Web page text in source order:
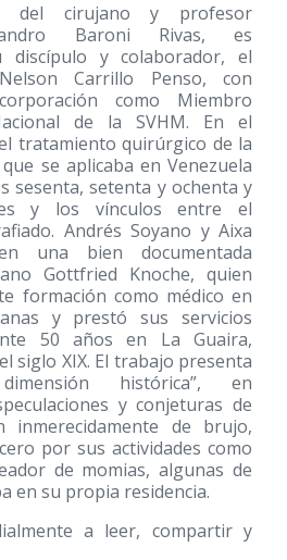
del cirujano y profesor
Baroni Rivas, es
discípulo y colaborador, el
Carrillo Penso, con
como Miembro
de la SVHM. En el
tratamiento quirúrgico de la
se aplicaba en Venezuela
sesenta, setenta y ochenta y
y los vínculos entre el
Andrés Soyano y Aixa
una bien documentada
Gottfried Knoche, quien
formación como médico en
y prestó sus servicios
50 años en La Guaira,
siglo XIX. El trabajo presenta
histórica”, en
y conjeturas de
inmerecidamente de brujo,
por sus actividades como
de momias, algunas de
en su propia residencia.
a leer, compartir y